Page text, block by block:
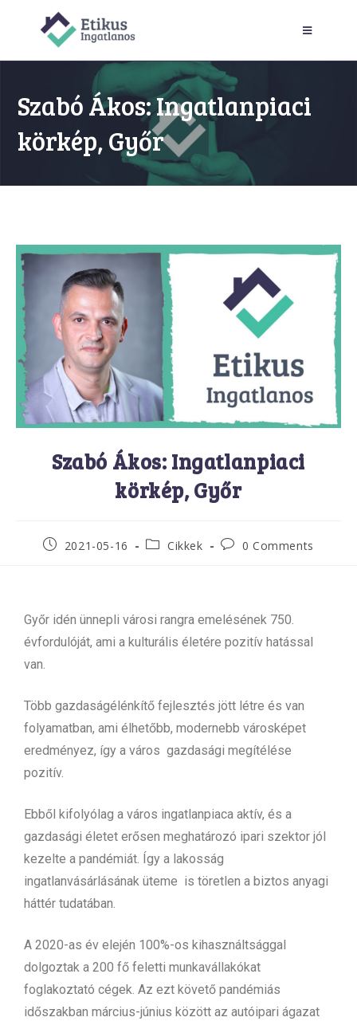
Szabó Ákos: Ingatlanpiaci
körkép, Győr
Szabó Ákos: Ingatlanpiaci
körkép, Győr
2021-05-16 Cikkek 0 Comments
Győr idén ünnepli városi rangra emelésének 750.
évfordulóját, ami a kulturális életére pozitív hatással
van.
Több gazdaságélénkítő fejlesztés jött létre és van
folyamatban, ami élhetőbb, modernebb városképet
eredményez, így a város gazdasági megítélése
pozitív.
Ebből kifolyólag a város ingatlanpiaca aktív, és a
gazdasági életet erősen meghatározó ipari szektor jól
kezelte a pandémiát. Így a lakosság
ingatlanvásárlásának üteme is töretlen a biztos anyagi
háttér tudatában.
A 2020-as év elején 100%-os kihasználtsággal
dolgoztak a 200 fő feletti munkavállakókat
foglakoztató cégek. Az ezt követő pandémiás
időszakban március-június között az autóipari ágazat